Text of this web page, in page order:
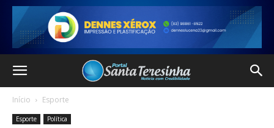
Início Esporte
Esporte Política